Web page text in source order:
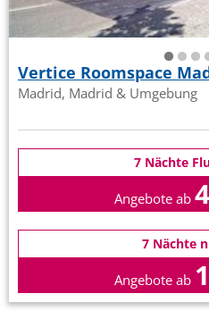
Vertice Roomspace
Madrid, Madrid & Umgebung
7 Nächte
Angebote ab
7 Nächte
Angebote ab